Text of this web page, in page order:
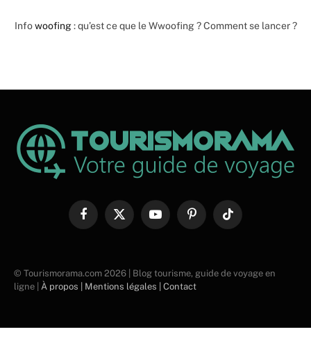
Infowoofing: qu’est ce que le Wwoofing ? Comment se lancer ?
FacebookX
YouTubePinterestTikTok
© Tourismorama.com 2026 | Blog tourisme, guide de voyage en
ligne | À propos | Mentions légales | Contact